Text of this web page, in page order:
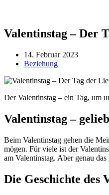
Valentinstag – Der
14. Februar 2023
Beziehung
Der Valentinstag – ein Tag, um
Valentinstag –
Beim Valentinstag gehen die
mögen. Für viele ist der
am Valentinstag. Aber genau
Die Geschichte des